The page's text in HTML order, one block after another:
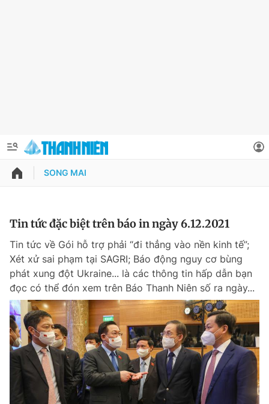
QUẢNG CÁO
Chuyên mục
Chuyên mục khác
Chào ngày mới Tin 24h
Tin thị trường Tin 360
Magazine
Thông tin tài khoản
Đổi mật khẩu
Tin đã lưu
Đăng xuất
SONG MAI
Tin tức đặc biệt trên báo in ngày 6.12.2021
Tin tức về Gói hỗ trợ phải “đi thẳng vào nền kinh tế”;
Xét xử sai phạm tại SAGRI; Báo động nguy cơ bùng
phát xung đột Ukraine... là các thông tin hấp dẫn bạn
đọc có thể đón xem trên Báo Thanh Niên số ra ngày...